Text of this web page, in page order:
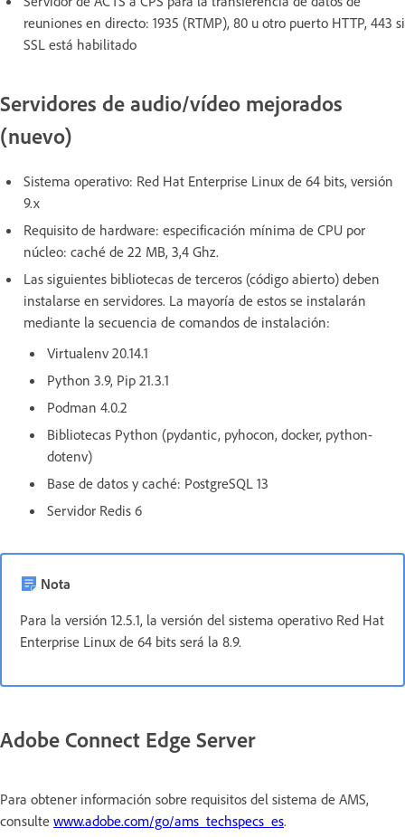
reuniones en directo: 1935 (RTMP), 80 u otro puerto HTTP, 443 si
SSL está habilitado
Servidores de audio/vídeo mejorados
(nuevo)
Sistema operativo: Red Hat Enterprise Linux de 64 bits, versión
9.x
Requisito de hardware: especificación mínima de CPU por
núcleo: caché de 22 MB, 3,4 Ghz.
Las siguientes bibliotecas de terceros (código abierto) deben
instalarse en servidores. La mayoría de estos se instalarán
mediante la secuencia de comandos de instalación:
Virtualenv 20.14.1
Python 3.9, Pip 21.3.1
Podman 4.0.2
Bibliotecas Python (pydantic, pyhocon, docker, python-
dotenv)
Base de datos y caché: PostgreSQL 13
Servidor Redis 6
Nota
Para la versión 12.5.1, la versión del sistema operativo Red Hat
Enterprise Linux de 64 bits será la 8.9.
Adobe Connect Edge Server
Para obtener información sobre requisitos del sistema de AMS,
consulte www.adobe.com/go/ams_techspecs_es.